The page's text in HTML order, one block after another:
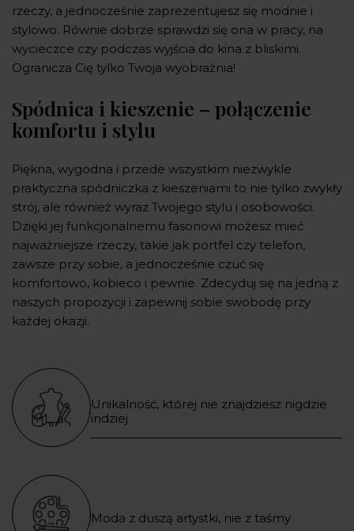
rzeczy, a jednocześnie zaprezentujesz się modnie i
stylowo. Równie dobrze sprawdzi się ona w pracy, na
wycieczce czy podczas wyjścia do kina z bliskimi.
Ogranicza Cię tylko Twoja wyobraźnia!
Spódnica i kieszenie – połączenie
komfortu i stylu
Piękna, wygodna i przede wszystkim niezwykle
praktyczna spódniczka z kieszeniami to nie tylko zwykły
strój, ale również wyraz Twojego stylu i osobowości.
Dzięki jej funkcjonalnemu fasonowi możesz mieć
najważniejsze rzeczy, takie jak portfel czy telefon,
zawsze przy sobie, a jednocześnie czuć się
komfortowo, kobieco i pewnie. Zdecyduj się na jedną z
naszych propozycji i zapewnij sobie swobodę przy
każdej okazji.
Unikalność, której nie znajdziesz nigdzie
indziej
Moda z duszą artystki, nie z taśmy